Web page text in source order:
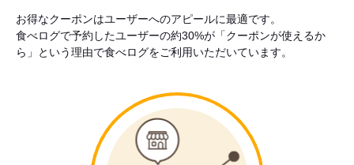
お得なクーポンはユーザーへのアピールに最適です。
食べログで予約したユーザーの約30%が「クーポンが使えるか
ら」という理由で食べログをご利用いただいています。